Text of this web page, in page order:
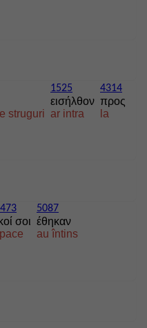
struguri
1525
εισήλθον
ar intra
4314
προς
la
σοι
5087
έθηκαν
au întins